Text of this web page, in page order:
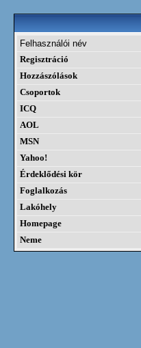
Felhasználói név
Regisztráció
Hozzászólások
Csoportok
ICQ
AOL
MSN
Yahoo!
Érdeklődési kör
Foglalkozás
Lakóhely
Homepage
Neme